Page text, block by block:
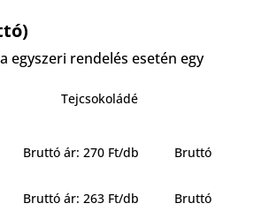
egyszeri rendelés esetén egy
Bruttó ár: 270 Ft/db Bruttó
Bruttó ár: 263 Ft/db Bruttó